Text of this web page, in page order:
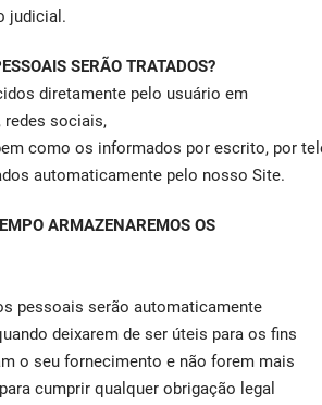
judicial.
SERÃO TRATADOS?
diretamente pelo usuário em
redes sociais,
como os informados por escrito, por
automaticamente pelo nosso Site.
ARMAZENAREMOS OS
pessoais serão automaticamente
deixarem de ser úteis para os fins
o seu fornecimento e não forem mais
cumprir qualquer obrigação legal